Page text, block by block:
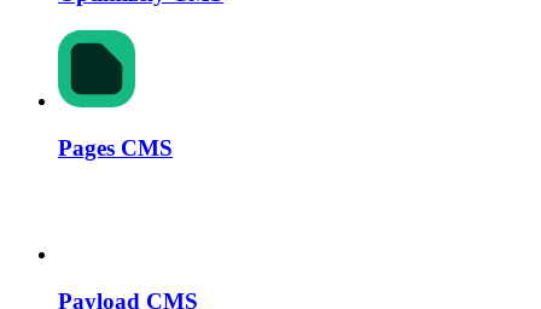
Pages CMS
Payload CMS